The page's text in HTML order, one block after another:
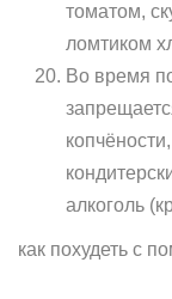
томатом,
ломтиком
Во время
алкоголь
как похудеть с